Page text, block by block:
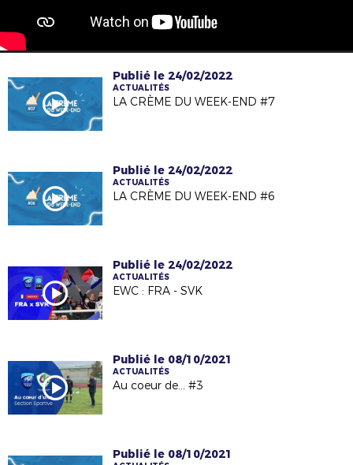
Publié le 24/02/2022
ACTUALITÉS
LA CRÈME DU WEEK-END #7
Publié le 24/02/2022
ACTUALITÉS
LA CRÈME DU WEEK-END #6
Publié le 24/02/2022
ACTUALITÉS
EWC : FRA - SVK
Publié le 08/10/2021
ACTUALITÉS
Au coeur de... #3
Publié le 08/10/2021